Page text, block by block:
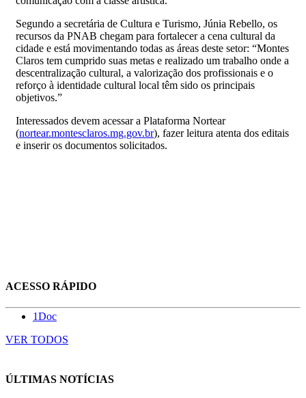
Segundo a secretária de Cultura e Turismo, Júnia Rebello, os
recursos da PNAB chegam para fortalecer a cena cultural da
cidade e está movimentando todas as áreas deste setor: “Montes
Claros tem cumprido suas metas e realizado um trabalho onde a
descentralização cultural, a valorização dos profissionais e o
reforço à identidade cultural local têm sido os principais
objetivos.”
Interessados devem acessar a Plataforma Nortear
(nortear.montesclaros.mg.gov.br), fazer leitura atenta dos editais
e inserir os documentos solicitados.
ACESSO RÁPIDO
1Doc
VER TODOS
ÚLTIMAS NOTÍCIAS